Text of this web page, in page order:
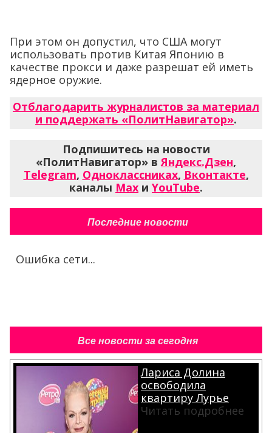
При этом он допустил, что США могут
использовать против Китая Японию в
качестве прокси и даже разрешат ей иметь
ядерное оружие.
Отблагодарить журналистов за материал
и поддержать «ПолитНавигатор».
Подпишитесь на новости
«ПолитНавигатор» вЯндекс.Дзен,
Telegram, Одноклассниках, Вконтакте,
каналы Max и YouTube.
Последние новости
Ошибка сети...
Все новости за сегодня
Лариса Долина
освободила
квартиру Лурье
Читать подробнее